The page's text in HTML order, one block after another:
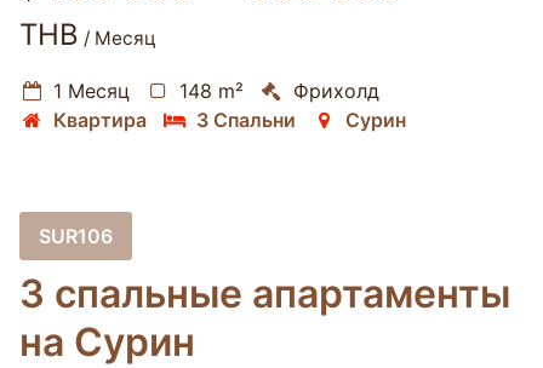
THB / Месяц
1 Месяц 148 m²
Фрихолд
Квартира
3 Спальни Сурин
SUR106
3 спальные апартаменты
на Сурин